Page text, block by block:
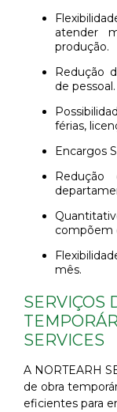
Flexibilidade de contratações e demissões para
atender
produção.
Redução de custo em recrutamento e seleção
de pessoal.
Possibilidade de substituição dos funcionários em
férias,
Encargos
Redução dos serviços burocráticos de seu
Quantitativo de trabalhadores temporários não
compõem
Flexibilidade de admissões até o último dia útil do
mês.
SERVIÇOS
SERVICES
A NORTEARH
de obra
eficientes para